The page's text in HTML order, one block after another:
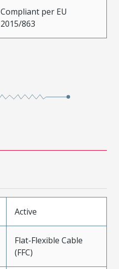
Compliant per EU
2015/863
Active
Flat-Flexible Cable
(FFC)